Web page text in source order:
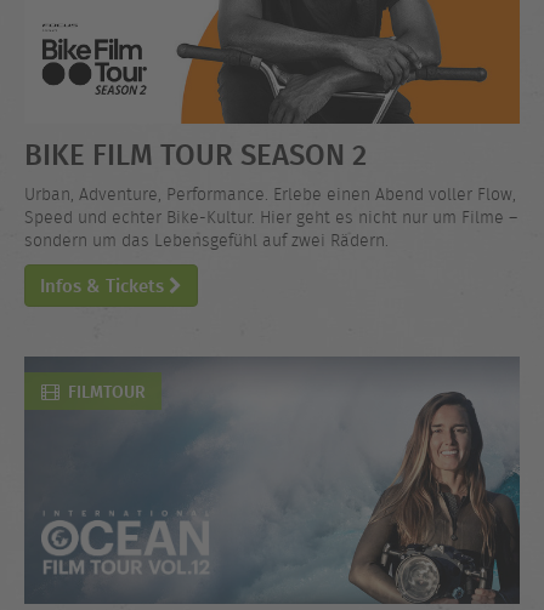
BIKE FILM TOUR SEASON 2
Urban, Adventure, Performance. Erlebe einen Abend voller Flow,
Speed und echter Bike-Kultur. Hier geht es nicht nur um Filme –
sondern um das Lebensgefühl auf zwei Rädern.
Infos & Tickets
FILMTOUR